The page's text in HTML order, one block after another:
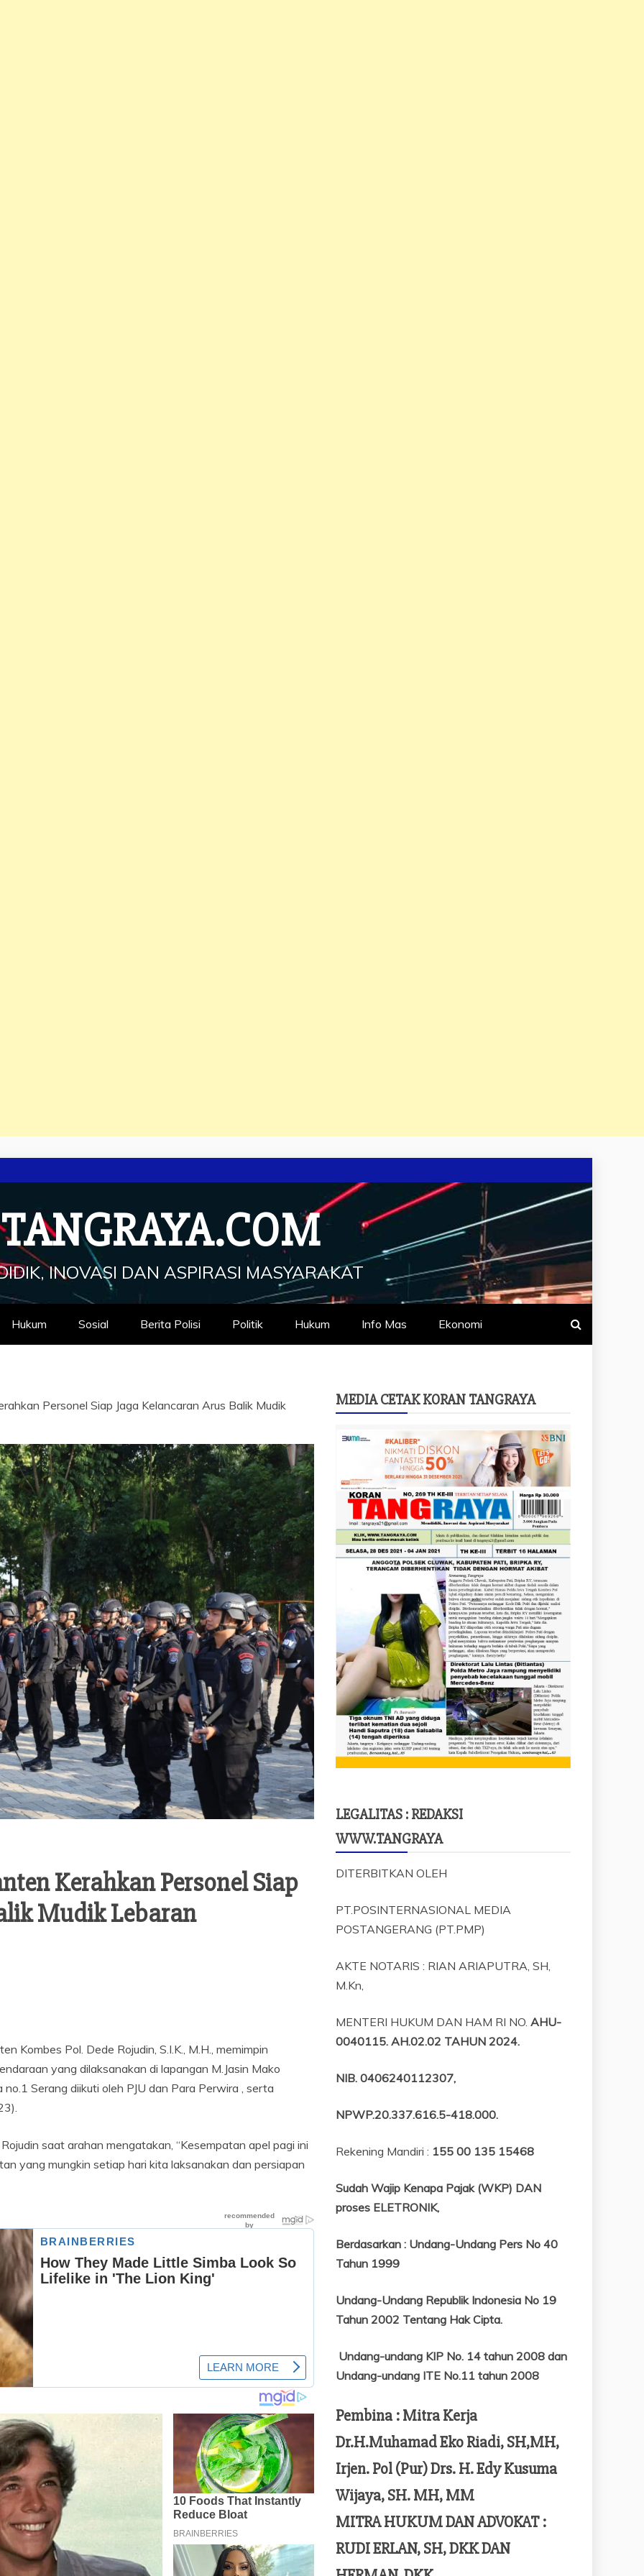
TANGRAYA.COM
INOVASI DAN ASPIRASI MASYARAKAT
Hukum Sosial Berita Polisi Politik Hukum Info Mas Ekonomi
Personel Siap Jaga Kelancaran Arus Balik Mudik
Kerahkan Personel Siap
Mudik Lebaran
Kombes Pol. Dede Rojudin, S.I.K., M.H., memimpin
yang dilaksanakan di lapangan M.Jasin Mako
Serang diikuti oleh PJU dan Para Perwira , serta
saat arahan mengatakan, “Kesempatan apel pagi ini
yang mungkin setiap hari kita laksanakan dan persiapan
MEDIA CETAK KORAN TANGRAYA
LEGALITAS : REDAKSI
WWW.TANGRAYA
DITERBITKAN OLEH
PT.POSINTERNASIONAL MEDIA
POSTANGERANG (PT.PMP)
AKTE NOTARIS : RIAN ARIAPUTRA, SH,
M.Kn,
MENTERI HUKUM DAN HAM RI NO. AHU-
0040115. AH.02.02 TAHUN 2024.
NIB. 0406240112307,
NPWP.20.337.616.5-418.000.
Rekening Mandiri : 155 00 135 15468
Sudah Wajip Kenapa Pajak (WKP) DAN
proses ELETRONIK,
Berdasarkan : Undang-Undang Pers No 40
Tahun 1999
Undang-Undang Republik Indonesia No 19
Tahun 2002 Tentang Hak Cipta.
Undang-undang KIP No. 14 tahun 2008 dan
Undang-undang ITE No.11 tahun 2008
Pembina : Mitra Kerja
Dr.H.Muhamad Eko Riadi, SH,MH,
Irjen. Pol (Pur) Drs. H. Edy Kusuma
Wijaya, SH. MH, MM
MITRA HUKUM DAN ADVOKAT :
RUDI ERLAN, SH, DKK DAN